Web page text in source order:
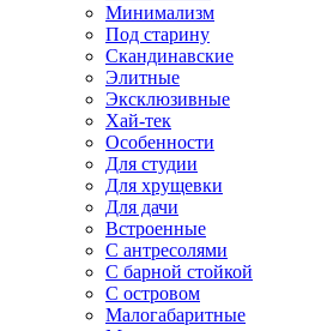
Минимализм
Под старину
Скандинавские
Элитные
Эксклюзивные
Хай-тек
Особенности
Для студии
Для хрущевки
Для дачи
Встроенные
С антресолями
С барной стойкой
С островом
Малогабаритные